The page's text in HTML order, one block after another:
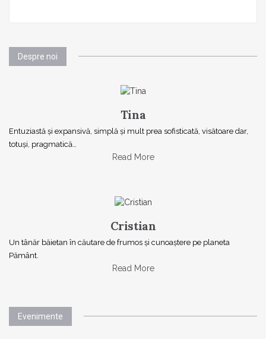
Despre noi
Tina
Entuziastă şi expansivă, simplă şi mult prea sofisticată, visătoare dar,
totuşi, pragmatică…
Read More
Cristian
Un tânăr băietan în căutare de frumos și cunoaștere pe planeta
Pământ.
Read More
Evenimente